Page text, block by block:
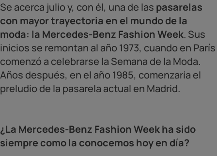
Se acerca julio y, con él, una de las pasarelas
con mayor trayectoria en el mundo de la
moda: la Mercedes-Benz Fashion Week. Sus
inicios se remontan al año 1973, cuando en París
comenzó a celebrarse la Semana de la Moda.
Años después, en el año 1985, comenzaría el
preludio de la pasarela actual en Madrid.
¿La Mercedes-Benz Fashion Week ha sido
siempre como la conocemos hoy en día?